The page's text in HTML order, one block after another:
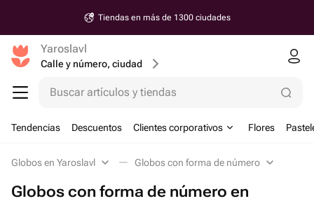
Tiendas en más de 1300 ciudades
Yaroslavl
Calle y número, ciudad
Buscar artículos y tiendas
Tendencias Descuentos Clientes corporativos Flores
Globos en Yaroslavl Globos con forma de número
Globos con forma de número en